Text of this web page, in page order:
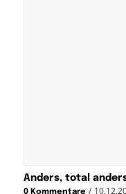
Anders, total
0 Kommentare /